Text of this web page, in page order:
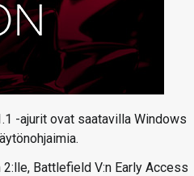
-ajurit ovat saatavilla Windows
Battlefield V:n Early Access